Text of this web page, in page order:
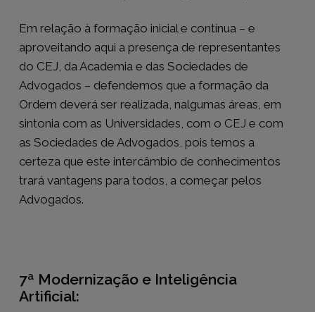
Em relação à formação inicial e contínua – e
aproveitando aqui a presença de representantes
do CEJ, da Academia e das Sociedades de
Advogados – defendemos que a formação da
Ordem deverá ser realizada, nalgumas áreas, em
sintonia com as Universidades, com o CEJ e com
as Sociedades de Advogados, pois temos a
certeza que este intercâmbio de conhecimentos
trará vantagens para todos, a começar pelos
Advogados.
7ª Modernização e Inteligência
Artificial: